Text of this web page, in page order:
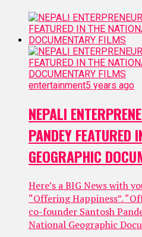
entertainment5 years ago
NEPALI
PANDEY FEATURED
GEOGRAPHIC
Here’s a BIG News with
“Offering Happiness”.
co-founder Santosh
National Geographic